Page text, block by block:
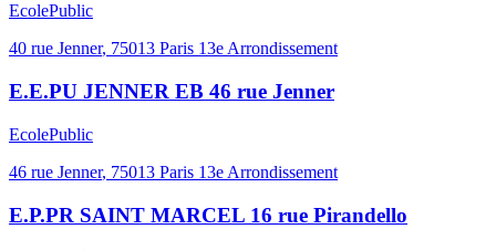
EcolePublic
40 rue Jenner, 75013 Paris 13e Arrondissement
E.E.PU JENNER EB 46 rue Jenner
EcolePublic
46 rue Jenner, 75013 Paris 13e Arrondissement
E.P.PR SAINT MARCEL 16 rue Pirandello